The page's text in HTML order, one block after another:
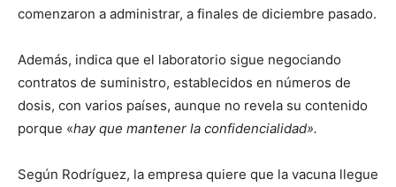
comenzaron a administrar, a finales de diciembre pasado.
Además, indica que el laboratorio sigue negociando
contratos de suministro, establecidos en números de
dosis, con varios países, aunque no revela su contenido
porque «hay que mantener la confidencialidad».
Según Rodríguez, la empresa quiere que la vacuna llegue